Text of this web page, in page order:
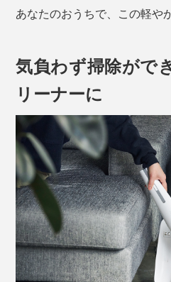
あなたのおうちで、この軽や
気負わず掃除がで
リーナーに